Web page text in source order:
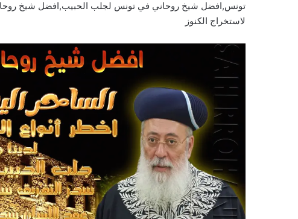
تونس,افضل شيخ روحاني في تونس لجلب الحبيب,افضل شيخ
لاستخراج الكنوز